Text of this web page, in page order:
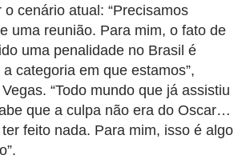
cenário atual: “Precisamos
uma reunião. Para mim, o fato de
uma penalidade no Brasil é
categoria em que estamos”,
“Todo mundo que já assistiu
que a culpa não era do Oscar…
feito nada. Para mim, isso é algo